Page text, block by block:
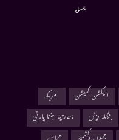
ہمسایہ
الیکشن کمیشن
امریکہ
بنگلہ دیش
بھارتیہ جنتا پارٹی